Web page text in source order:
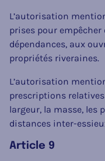
L’autorisation
prises pour empêcher
dépendances, aux
propriétés riveraines.
L’autorisation
prescriptions
largeur, la masse, les
distances inter-
Article 9